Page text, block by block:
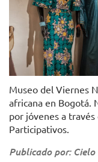
Museo del Viernes
africana en Bogotá.
por jóvenes a
Participativos.
Publicado por: Cielo